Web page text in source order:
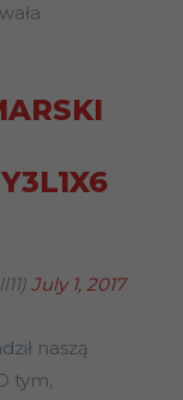
July 1, 2017
naszą
tym,